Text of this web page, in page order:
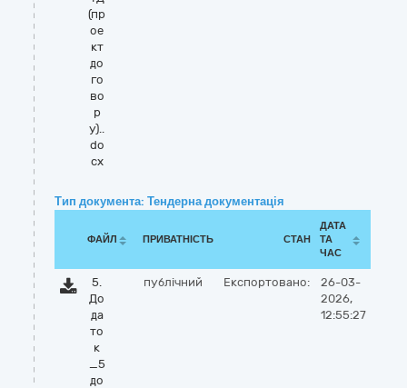
(пр
ое
кт
до
го
во
р
у)..
do
cx
Тип документа: Тендерна документація
ФАЙЛ ПРИВАТНІСТЬ СТАН
ДАТА
ТА
ЧАС
5.
До
да
то
к
_5
до
публічний Експортовано:
26-03-
2026,
12:55:27